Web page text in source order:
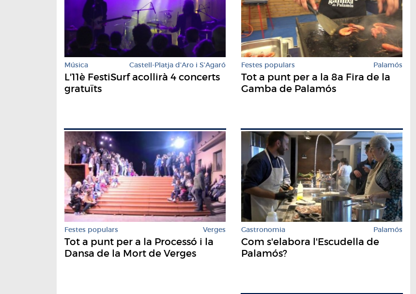
Música Castell-Platja d'Aro i S'Agaró
L'11è FestiSurf acollirà 4 concerts
gratuïts
Festes populars Palamós
Tot a punt per a la 8a Fira de la
Gamba de Palamós
Festes populars Verges
Tot a punt per a la Processó i la
Dansa de la Mort de Verges
Gastronomia Palamós
Com s'elabora l'Escudella de
Palamós?